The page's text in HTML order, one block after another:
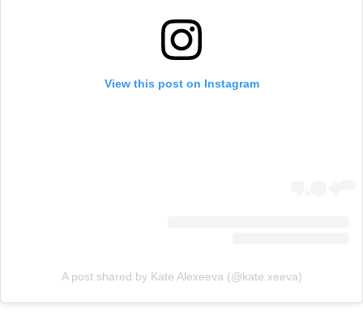
View this post on Instagram
A post shared by Kate Alexeeva (@kate.xeeva)